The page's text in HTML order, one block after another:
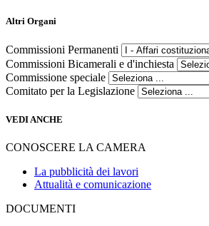
Altri Organi
Commissioni Permanenti
Commissioni Bicamerali e d'inchiesta
Commissione speciale
Comitato per la Legislazione
VEDI ANCHE
CONOSCERE LA CAMERA
La pubblicità dei lavori
Attualità e comunicazione
DOCUMENTI